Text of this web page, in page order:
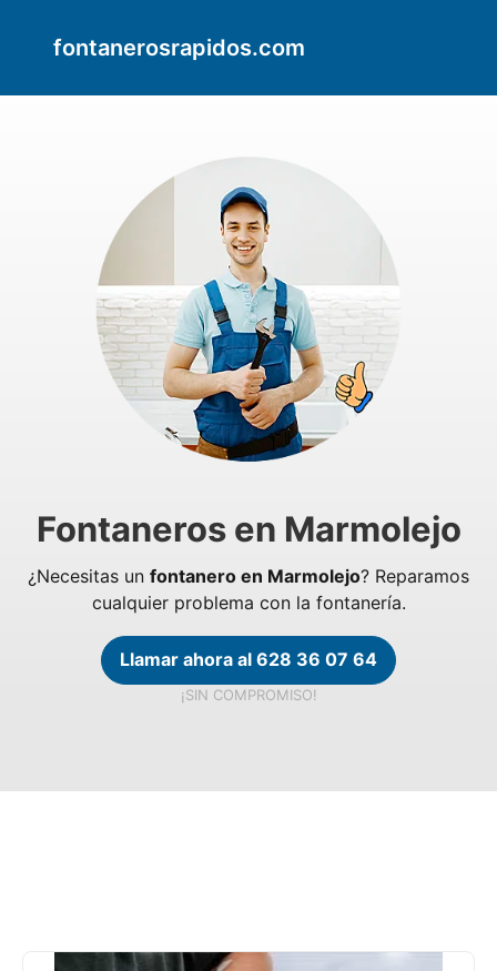
fontanerosrapidos.com
Fontaneros en Marmolejo
¿Necesitas un fontanero en Marmolejo? Reparamos
cualquier problema con la fontanería.
Llamar ahora al 628 36 07 64
¡SIN COMPROMISO!